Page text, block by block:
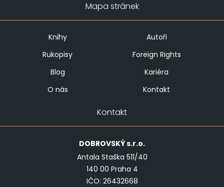
Mapa stránek
Knihy
Autoři
Rukopisy
Foreign Rights
Blog
Kariéra
O nás
Kontakt
Kontakt
DOBROVSKÝs.r.o.
Antala Staška 511/40
140 00 Praha 4
IČO: 26432668